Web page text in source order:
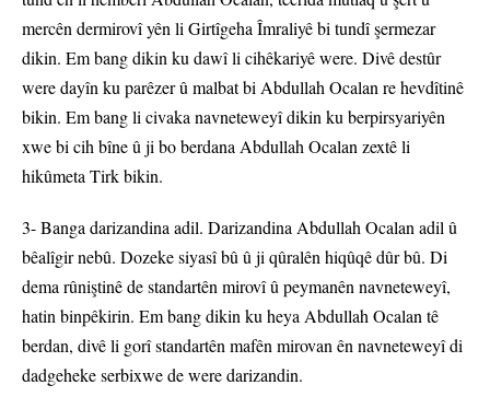
mercên dermirovî yên li Girtîgeha Îmraliyê bi tundî şermezar
dikin. Em bang dikin ku dawî li cihêkariyê were. Divê destûr
were dayîn ku parêzer û malbat bi Abdullah Ocalan re hevdîtinê
bikin. Em bang li civaka navneteweyî dikin ku berpirsyariyên
xwe bi cih bîne û ji bo berdana Abdullah Ocalan zextê li
hikûmeta Tirk bikin.
3- Banga darizandina adil. Darizandina Abdullah Ocalan adil û
bêalîgir nebû. Dozeke siyasî bû û ji qûralên hiqûqê dûr bû. Di
dema rûniştinê de standartên mirovî û peymanên navneteweyî,
hatin binpêkirin. Em bang dikin ku heya Abdullah Ocalan tê
berdan, divê li gorî standartên mafên mirovan ên navneteweyî di
dadgeheke serbixwe de were darizandin.